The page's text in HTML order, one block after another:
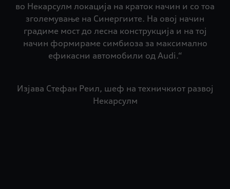
во Некарсулм локација на краток начин и со тоа
зголемување на Синергиите. На овој начин
градиме мост до лесна конструкција и на тој
начин формираме симбиоза за максимално
ефикасни автомобили од Audi.“
Изјава Стефан Реил, шеф на техничкиот развој
Некарсулм